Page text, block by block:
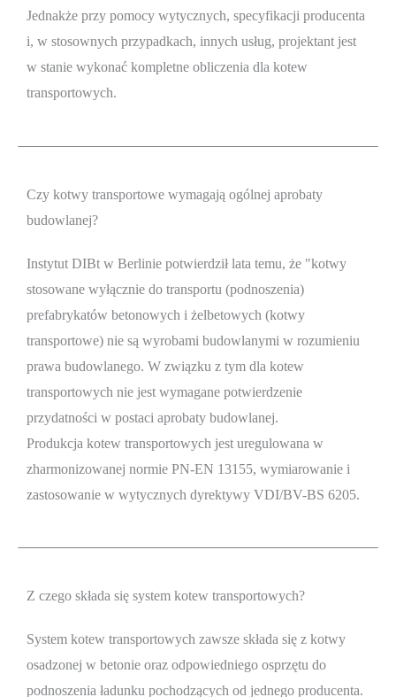
Jednakże przy pomocy wytycznych, specyfikacji producenta
i, w stosownych przypadkach, innych usług, projektant jest
w stanie wykonać kompletne obliczenia dla kotew
transportowych.
Czy kotwy transportowe wymagają ogólnej aprobaty
budowlanej?
Instytut DIBt w Berlinie potwierdził lata temu, że "kotwy
stosowane wyłącznie do transportu (podnoszenia)
prefabrykatów betonowych i żelbetowych (kotwy
transportowe) nie są wyrobami budowlanymi w rozumieniu
prawa budowlanego. W związku z tym dla kotew
transportowych nie jest wymagane potwierdzenie
przydatności w postaci aprobaty budowlanej.
Produkcja kotew transportowych jest uregulowana w
zharmonizowanej normie PN-EN 13155, wymiarowanie i
zastosowanie w wytycznych dyrektywy VDI/BV-BS 6205.
Z czego składa się system kotew transportowych?
System kotew transportowych zawsze składa się z kotwy
osadzonej w betonie oraz odpowiedniego osprzętu do
podnoszenia ładunku pochodzących od jednego producenta.